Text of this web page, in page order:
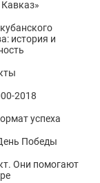
история и
2018
успеха
Победы
Они помогают